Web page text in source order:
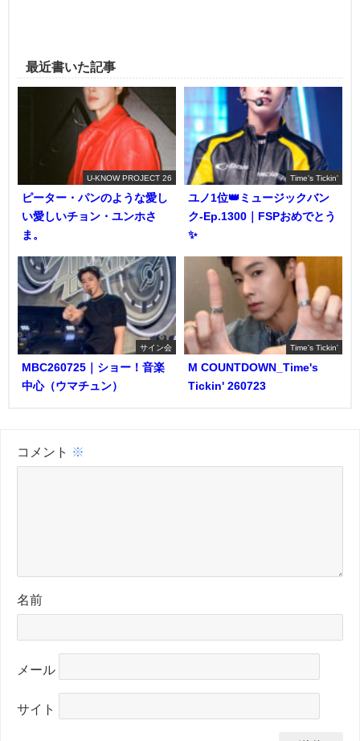
最近書いた記事
U-KNOW PROJECT 26
ピーター・パンのような愛し
い愛しいチョン・ユンホさ
ま。
Time's Tickin'
ユノ1位👑ミュージックバン
ク-Ep.1300｜FSPおめでとう
✨️
サイン会
MBC260725｜ショー！音楽
中心（ウマチュン）
Time's Tickin'
M COUNTDOWN_Time's
Tickin' 260723
コメント ※
名前
メール
サイト